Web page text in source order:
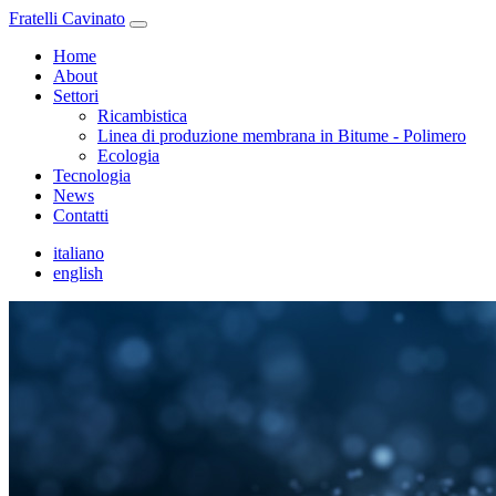
Fratelli Cavinato
Home
About
Settori
Ricambistica
Linea di produzione membrana in Bitume - Polimero
Ecologia
Tecnologia
News
Contatti
italiano
english